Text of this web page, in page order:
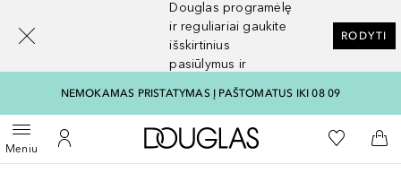
Douglas programėlę
ir reguliariai gaukite
išskirtinius
pasiūlymus ir
RODYTI
NEMOKAMAS PRISTATYMAS Į PAŠTOMATUS IKI 08 09
MeniuAtidaryti meniuĮ mano paskyrą
Į Douglas pagrindinį
Į mano
Į
Grįžk atgal
Vykdykite paiešką
[navigation.slideout.screenreader]